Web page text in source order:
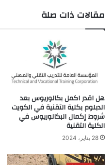
مقالات ذات صلة
هل اقدر اكمل بكالوريوس بعد
الدبلوم بكلية التقنية في الكويت
شروط إكمال البكالوريوس في
الكلية التقنية
28 يناير، 2024